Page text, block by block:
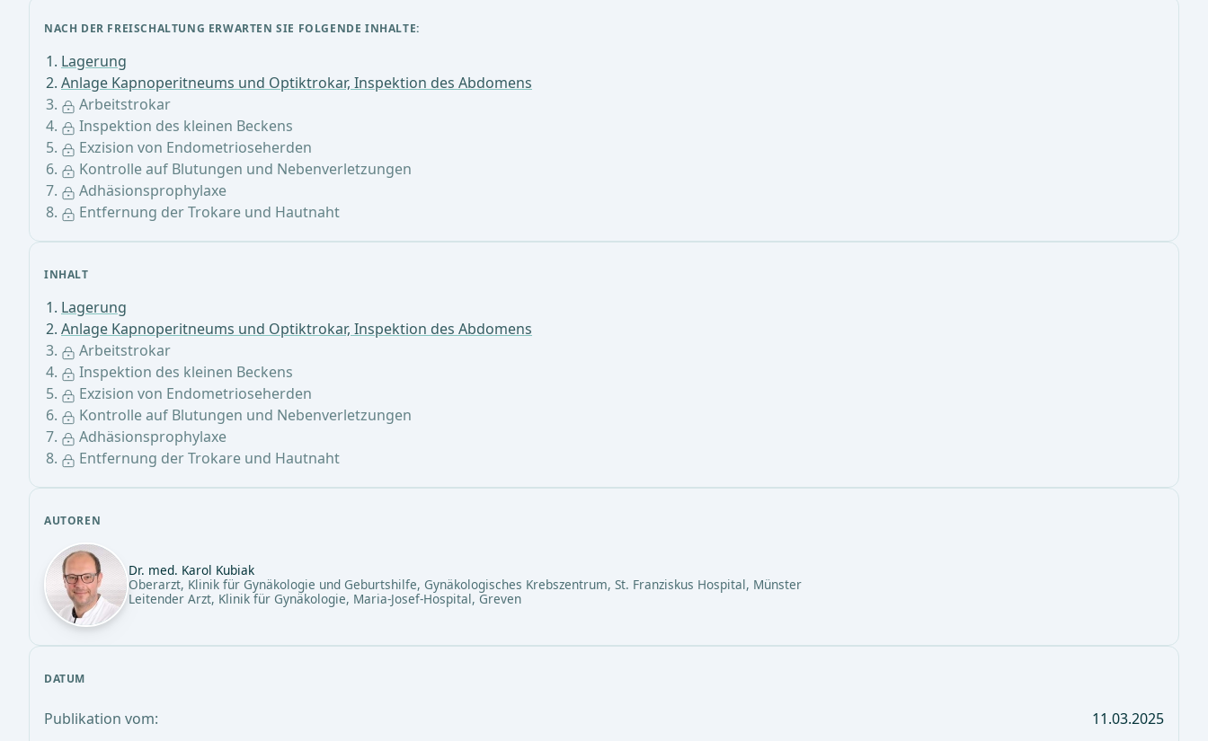
INHALT
Lagerung
Anlage Kapnoperitneums und Optiktrokar, Inspektion des Abdomens
Arbeitstrokar
Inspektion des kleinen Beckens
Exzision von Endometrioseherden
Kontrolle auf Blutungen und Nebenverletzungen
Adhäsionsprophylaxe
Entfernung der Trokare und Hautnaht
AUTOREN
Dr. med. Karol Kubiak
Oberarzt, Klinik für Gynäkologie und Geburtshilfe, Gynäkologisches Krebszentrum, St. Franziskus Hospital, Münster
Leitender Arzt, Klinik für Gynäkologie, Maria-Josef-Hospital, Greven
DATUM
Publikation vom: 11.03.2025
NACH DER FREISCHALTUNG ERWARTEN SIE FOLGENDE INHALTE:
Lagerung
Anlage Kapnoperitneums und Optiktrokar, Inspektion des Abdomens
Arbeitstrokar
Inspektion des kleinen Beckens
Exzision von Endometrioseherden
Kontrolle auf Blutungen und Nebenverletzungen
Adhäsionsprophylaxe
Entfernung der Trokare und Hautnaht